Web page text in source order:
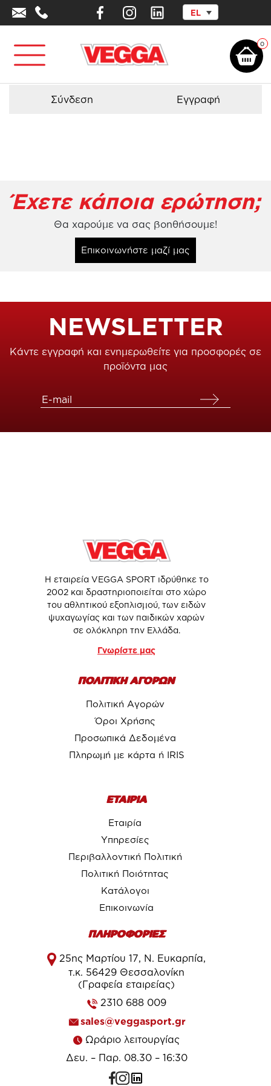
EL
0
Αρχική σελίδα Προϊόντα - Εξοπλισμός Αναρριχήσεις/Παιχνίδι
Σύνδεση Εγγραφή
Έχετε κάποια ερώτηση;
Θα χαρούμε να σας βοηθήσουμε!
Επικοινωνήστε μαζί μας
NEWSLETTER
Κάντε εγγραφή και ενημερωθείτε για προσφορές σε
προϊόντα μας
Η εταιρεία VEGGA SPORT ιδρύθηκε το
2002 και δραστηριοποιείται στο χώρο
του αθλητικού εξοπλισμού, των ειδών
ψυχαγωγίας και των παιδικών χαρών
σε ολόκληρη την Ελλάδα.
Γνωρίστε μας
ΠΟΛΙΤΙΚΗ ΑΓΟΡΩΝ
Πολιτική Αγορών
Όροι Χρήσης
Προσωπικά Δεδομένα
Πληρωμή με κάρτα ή IRIS
ΕΤΑΙΡΙΑ
Εταιρία
Υπηρεσίες
Περιβαλλοντική Πολιτική
Πολιτική Ποιότητας
Κατάλογοι
Επικοινωνία
ΠΛΗΡΟΦΟΡΙΕΣ
25ης Μαρτίου 17, Ν. Ευκαρπία,
τ.κ. 56429 Θεσσαλονίκη
(Γραφεία εταιρείας)
2310 688 009
sales@veggasport.gr
Ωράριο λειτουργίας
Δευ. – Παρ. 08.30 – 16:30